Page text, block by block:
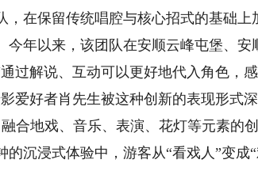
，在保留传统唱腔与核心招式的基础
今年以来，该团队在安顺云峰屯堡、
过解说、互动可以更好地代入角色，
爱好者肖先生被这种创新的表现形式
地戏、音乐、表演、花灯等元素的
的沉浸式体验中，游客从“看戏人”变